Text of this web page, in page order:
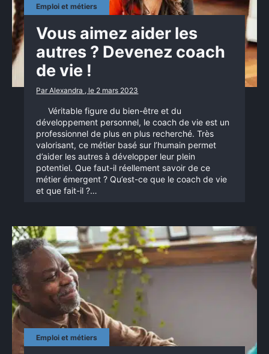
Emploi et métiers
Vous aimez aider les
autres ? Devenez coach
de vie !
Par Alexandra , le 2 mars 2023
Véritable figure du bien-être et du
développement personnel, le coach de vie est un
professionnel de plus en plus recherché. Très
valorisant, ce métier basé sur l’humain permet
d’aider les autres à développer leur plein
potentiel. Que faut-il réellement savoir de ce
métier émergent ? Qu’est-ce que le coach de vie
et que fait-il ?…
Emploi et métiers